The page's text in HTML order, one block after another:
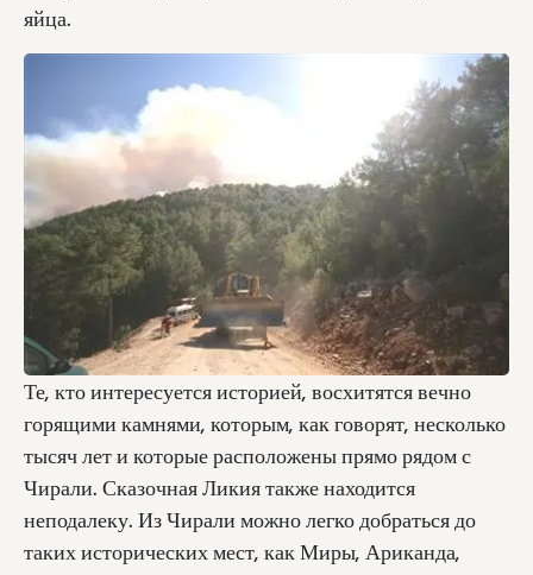
яйца.
Те, кто интересуется историей, восхитятся вечно
горящими камнями, которым, как говорят, несколько
тысяч лет и которые расположены прямо рядом с
Чирали. Сказочная Ликия также находится
неподалеку. Из Чирали можно легко добраться до
таких исторических мест, как Миры, Ариканда,